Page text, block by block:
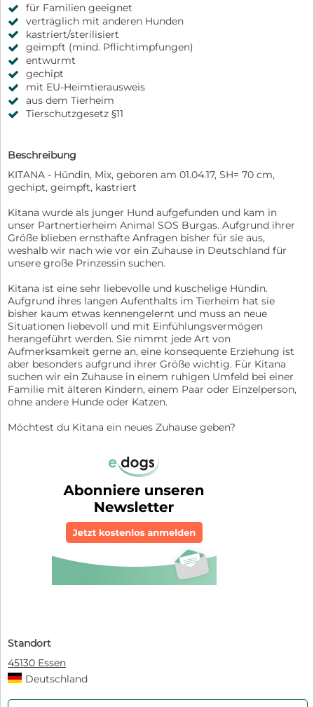
für Familien geeignet
verträglich mit anderen Hunden
kastriert/sterilisiert
geimpft (mind. Pflichtimpfungen)
entwurmt
gechipt
mit EU-Heimtierausweis
aus dem Tierheim
Tierschutzgesetz §11
Beschreibung
KITANA - Hündin, Mix, geboren am 01.04.17, SH= 70 cm,
gechipt, geimpft, kastriert
Kitana wurde als junger Hund aufgefunden und kam in
unser Partnertierheim Animal SOS Burgas. Aufgrund ihrer
Größe blieben ernsthafte Anfragen bisher für sie aus,
weshalb wir nach wie vor ein Zuhause in Deutschland für
unsere große Prinzessin suchen.
Kitana ist eine sehr liebevolle und kuschelige Hündin.
Aufgrund ihres langen Aufenthalts im Tierheim hat sie
bisher kaum etwas kennengelernt und muss an neue
Situationen liebevoll und mit Einfühlungsvermögen
herangeführt werden. Sie nimmt jede Art von
Aufmerksamkeit gerne an, eine konsequente Erziehung ist
aber besonders aufgrund ihrer Größe wichtig. Für Kitana
suchen wir ein Zuhause in einem ruhigen Umfeld bei einer
Familie mit älteren Kindern, einem Paar oder Einzelperson,
ohne andere Hunde oder Katzen.
Möchtest du Kitana ein neues Zuhause geben?
Standort
45130 Essen
Deutschland